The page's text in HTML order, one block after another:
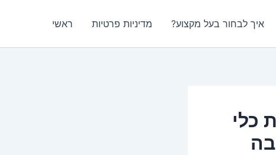
איך לבחור בעל מקצוע? מדיניות פרטיות ראשי
כלי